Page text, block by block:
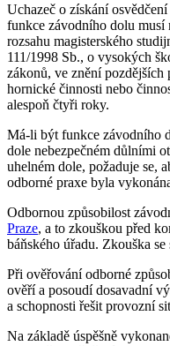
Uchazeč o získání
funkce závodního dolu
rozsahu magisterského
111/1998 Sb., o vysokých
zákonů, ve znění
hornické činnosti nebo
alespoň čtyři roky.
Má-li být funkce závodního
dole nebezpečném důlními
uhelném dole, požaduje se,
odborné praxe byla
Odbornou způsobilost
Praze, a to zkouškou před
báňského úřadu. Zkouška
Při ověřování odborné
ověří a posoudí dosavadní
a schopnosti řešit provozní
Na základě úspěšně